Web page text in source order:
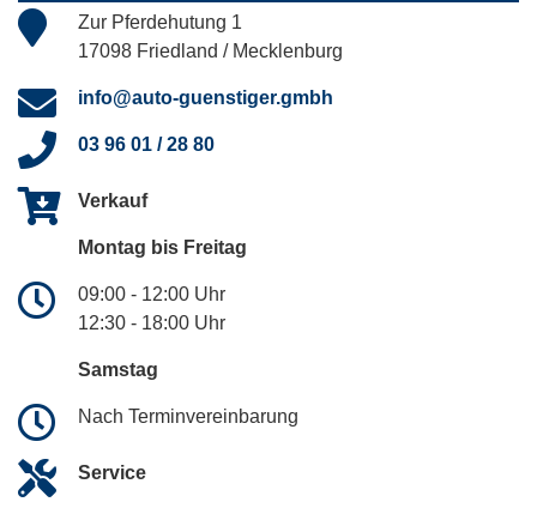
Zur Pferdehutung 1
17098 Friedland / Mecklenburg
info@auto-guenstiger.gmbh
03 96 01 / 28 80
Verkauf
Montag bis Freitag
09:00 - 12:00 Uhr
12:30 - 18:00 Uhr
Samstag
Nach Terminvereinbarung
Service